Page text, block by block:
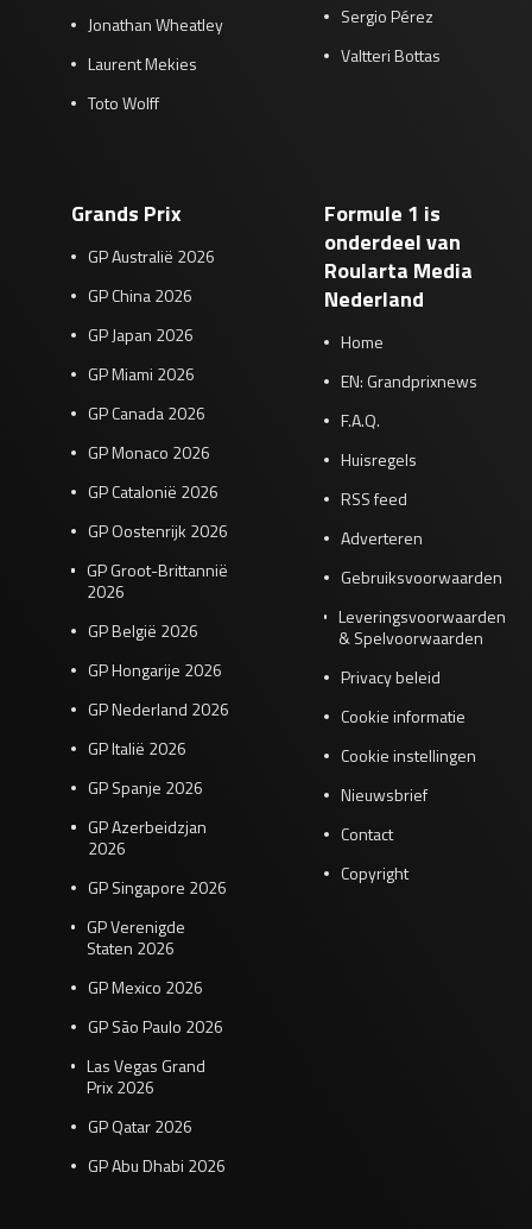
Jonathan Wheatley
Laurent Mekies
Toto Wolff
Sergio Pérez
Valtteri Bottas
Grands Prix
GP Australië 2026
GP China 2026
GP Japan 2026
GP Miami 2026
GP Canada 2026
GP Monaco 2026
GP Catalonië 2026
GP Oostenrijk 2026
GP Groot-Brittannië
2026
GP België 2026
GP Hongarije 2026
GP Nederland 2026
GP Italië 2026
GP Spanje 2026
GP Azerbeidzjan
2026
GP Singapore 2026
GP Verenigde
Staten 2026
GP Mexico 2026
GP São Paulo 2026
Las Vegas Grand
Prix 2026
GP Qatar 2026
GP Abu Dhabi 2026
Formule 1 is
onderdeel van
Roularta Media
Nederland
Home
EN: Grandprixnews
F.A.Q.
Huisregels
RSS feed
Adverteren
Gebruiksvoorwaarden
Leveringsvoorwaarden
& Spelvoorwaarden
Privacy beleid
Cookie informatie
Cookie instellingen
Nieuwsbrief
Contact
Copyright